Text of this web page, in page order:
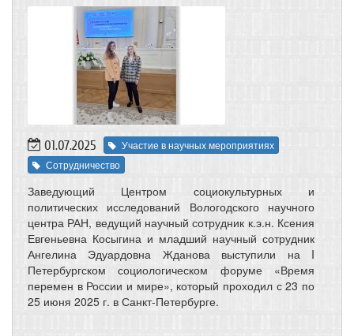
01.07.2025
Участие в научных мероприятиях
Сотрудничество
Заведующий Центром социокультурных и
политических исследований Вологодского научного
центра РАН, ведущий научный сотрудник к.э.н. Ксения
Евгеньевна Косыгина и младший научный сотрудник
Ангелина Эдуардовна Жданова выступили на I
Петербургском социологическом форуме «Время
перемен в России и мире», который проходил с 23 по
25 июня 2025 г. в Санкт-Петербурге.